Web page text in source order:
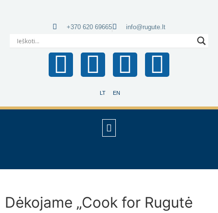
LT EN
+370 620 69665 info@rugute.lt
Dėkojame „Cook for Rugutė